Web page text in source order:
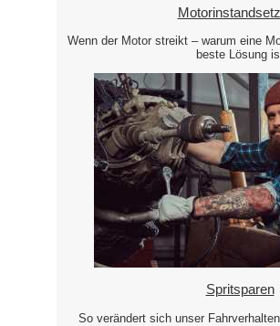
Wenn der Motor streikt – warum eine
beste Lösung
Spritsparen
So verändert sich unser